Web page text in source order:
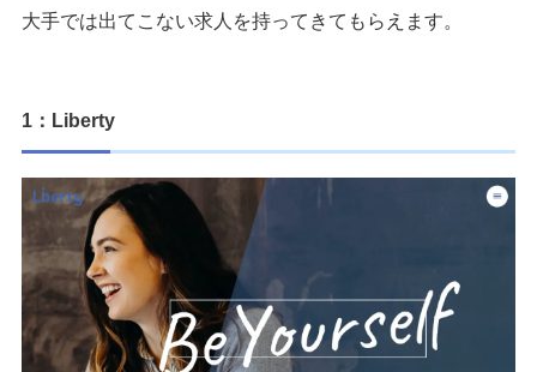
大手では出てこない求人を持ってきてもらえます。
1：Liberty